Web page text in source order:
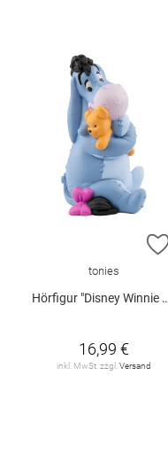
tonies
Hörfigur "Disney Winnie Puuh: I-Aah"
16,99 €
inkl. MwSt. zzgl. Versand